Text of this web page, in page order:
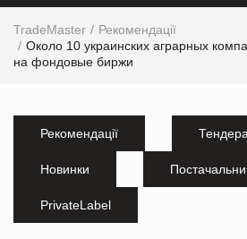
TradeMaster
Рекомендації
Около 10 украинских аграрных
на фондовые биржи
Рекомендації Тендера
Новинки
PrivateLabel